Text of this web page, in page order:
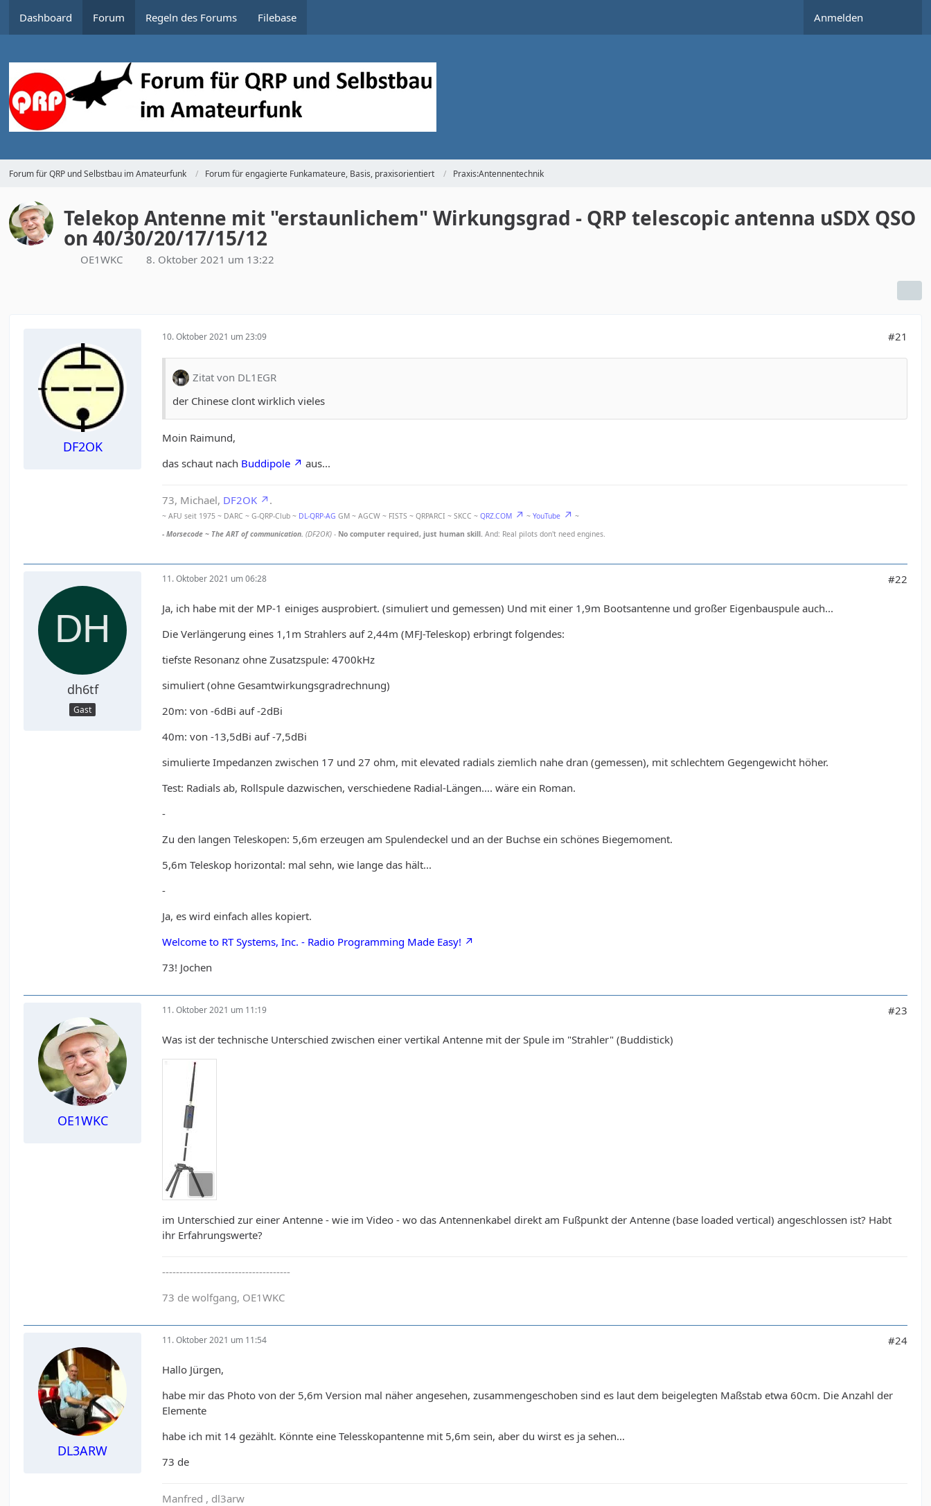
Dashboard Forum Regeln des Forums Filebase Anmelden
Forum für QRP und Selbstbau im Amateurfunk Forum für engagierte Funkamateure, Basis, praxisorientiert Praxis:Antennentechnik
Telekop Antenne mit "erstaunlichem" Wirkungsgrad - QRP telescopic antenna uSDX QSO
on 40/30/20/17/15/12
OE1WKC 8. Oktober 2021 um 13:22
DF2OK
10. Oktober 2021 um 23:09 #21
Zitat von DL1EGR
der Chinese clont wirklich vieles
Moin Raimund,
das schaut nach Buddipole aus...
73, Michael, DF2OK .
~ AFU seit 1975 ~ DARC ~ G-QRP-Club ~ DL-QRP-AG GM ~ AGCW ~ FISTS ~ QRPARCI ~ SKCC ~QRZ.COM ~YouTube
~
- Morsecode ~ The ART of communication.(DF2OK) - No computer required, just human skill. And: Real pilots don't need engines.
dh6tf
Gast
11. Oktober 2021 um 06:28 #22
Ja, ich habe mit der MP-1 einiges ausprobiert. (simuliert und gemessen) Und mit einer 1,9m Bootsantenne und großer Eigenbauspule auch...
Die Verlängerung eines 1,1m Strahlers auf 2,44m (MFJ-Teleskop) erbringt folgendes:
tiefste Resonanz ohne Zusatzspule: 4700kHz
simuliert (ohne Gesamtwirkungsgradrechnung)
20m: von -6dBi auf -2dBi
40m: von -13,5dBi auf -7,5dBi
simulierte Impedanzen zwischen 17 und 27 ohm, mit elevated radials ziemlich nahe dran (gemessen), mit schlechtem Gegengewicht höher.
Test: Radials ab, Rollspule dazwischen, verschiedene Radial-Längen.... wäre ein Roman.
-
Zu den langen Teleskopen: 5,6m erzeugen am Spulendeckel und an der Buchse ein schönes Biegemoment.
5,6m Teleskop horizontal: mal sehn, wie lange das hält...
-
Ja, es wird einfach alles kopiert.
Welcome to RT Systems, Inc. - Radio Programming Made Easy!
73! Jochen
OE1WKC
11. Oktober 2021 um 11:19 #23
Was ist der technische Unterschied zwischen einer vertikal Antenne mit der Spule im "Strahler" (Buddistick)
im Unterschied zur einer Antenne - wie im Video - wo das Antennenkabel direkt am Fußpunkt der Antenne (base loaded vertical) angeschlossen ist? Habt
ihr Erfahrungswerte?
-------------------------------------
73 de wolfgang, OE1WKC
DL3ARW
11. Oktober 2021 um 11:54 #24
Hallo Jürgen,
habe mir das Photo von der 5,6m Version mal näher angesehen, zusammengeschoben sind es laut dem beigelegten Maßstab etwa 60cm. Die Anzahl der
Elemente
habe ich mit 14 gezählt. Könnte eine Telesskopantenne mit 5,6m sein, aber du wirst es ja sehen...
73 de
Manfred , dl3arw